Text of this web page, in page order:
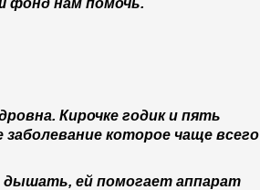
фонд нам помочь.
Кирочке годик и пять
которое чаще всего
дышать, ей помогает аппарат